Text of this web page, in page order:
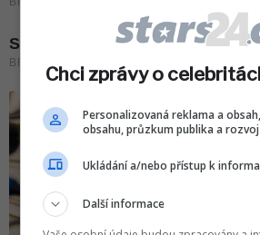
Chci zprávy o
Personalizovaná reklama a
obsahu, průzkum publika a rozvoj
Ukládání a/nebo přístup k
Další informace